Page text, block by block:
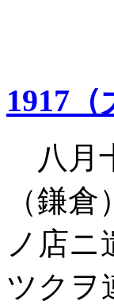
1917
八月
（鎌
ノ店
ツクヲ